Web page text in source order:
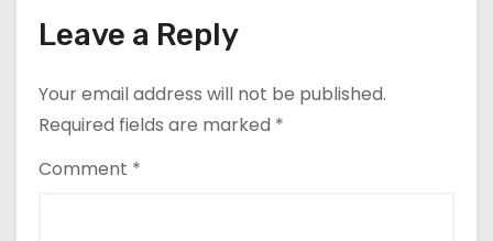
o
n
Leave a Reply
Your email address will not be published.
Required fields are marked *
Comment *